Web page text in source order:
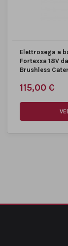
Elettrosega a
Fortexxa 18V
Brushless
115,00 €